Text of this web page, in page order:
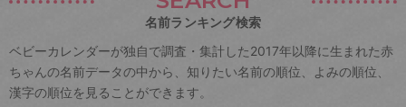
名前ランキング検索
ベビーカレンダーが独自で調査・集計した2017年以降に生まれた赤
ちゃんの名前データの中から、知りたい名前の順位、よみの順位、
漢字の順位を見ることができます。